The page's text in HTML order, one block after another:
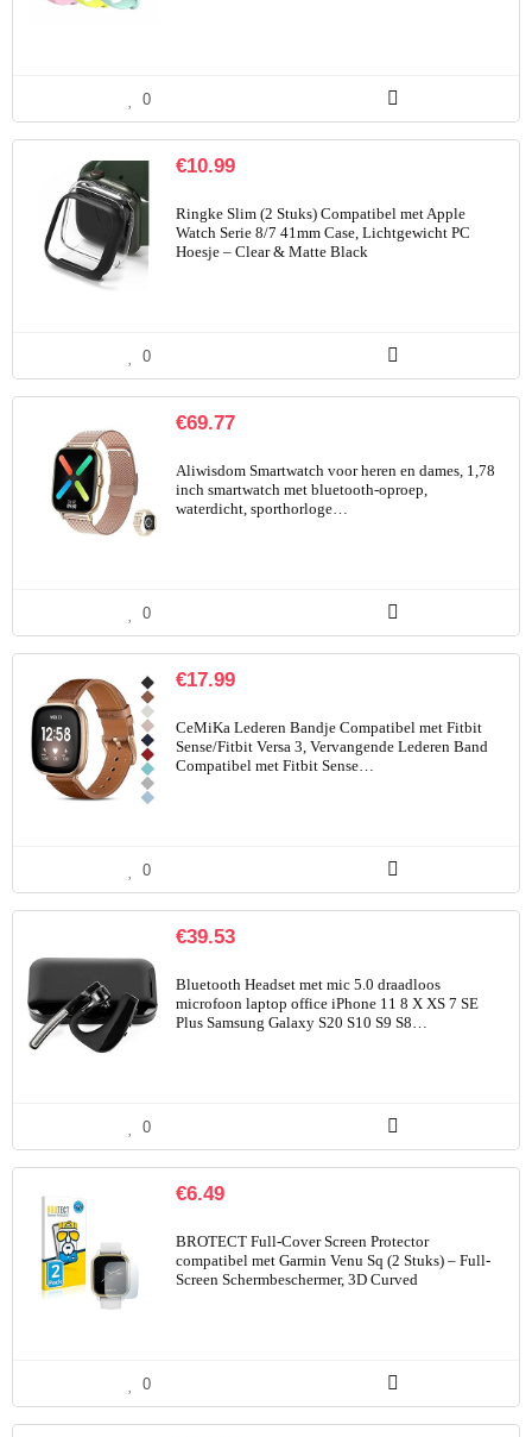
0
€10.99
Ringke Slim (2 Stuks) Compatibel met Apple
Watch Serie 8/7 41mm Case, Lichtgewicht PC
Hoesje – Clear & Matte Black
0
€69.77
Aliwisdom Smartwatch voor heren en dames, 1,78
inch smartwatch met bluetooth-oproep,
waterdicht, sporthorloge…
0
€17.99
CeMiKa Lederen Bandje Compatibel met Fitbit
Sense/Fitbit Versa 3, Vervangende Lederen Band
Compatibel met Fitbit Sense…
0
€39.53
Bluetooth Headset met mic 5.0 draadloos
microfoon laptop office iPhone 11 8 X XS 7 SE
Plus Samsung Galaxy S20 S10 S9 S8…
0
€6.49
BROTECT Full-Cover Screen Protector
compatibel met Garmin Venu Sq (2 Stuks) – Full-
Screen Schermbeschermer, 3D Curved
0